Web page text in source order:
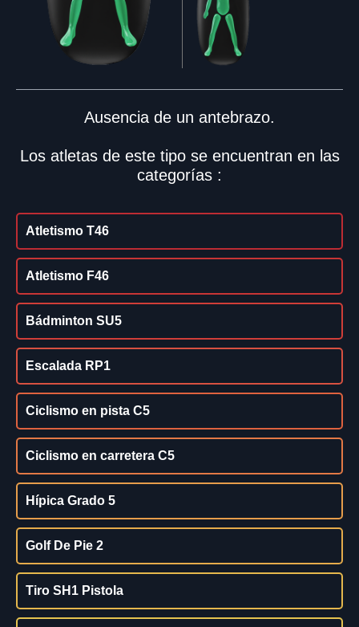
Ausencia de un antebrazo.
Los atletas de este tipo se encuentran en las
categorías :
Atletismo T46
Atletismo F46
Bádminton SU5
Escalada RP1
Ciclismo en pista C5
Ciclismo en carretera C5
Hípica Grado 5
Golf De Pie 2
Tiro SH1 Pistola